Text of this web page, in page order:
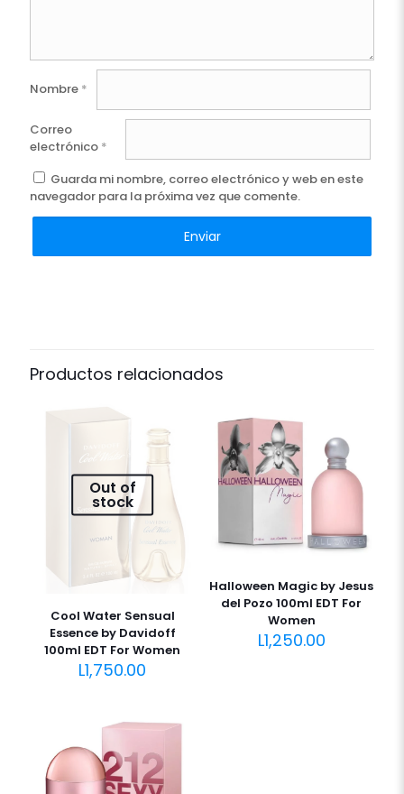
Nombre *
Correo
electrónico *
Guarda mi nombre, correo electrónico y web en este
navegador para la próxima vez que comente.
Productos relacionados
Out of
stock
Cool Water Sensual
Essence by Davidoff
100ml EDT For Women
L1,750.00
Halloween Magic by Jesus
del Pozo 100ml EDT For
Women
L1,250.00